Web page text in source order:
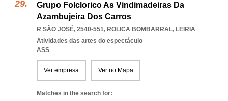
Grupo Folclorico As Vindimadeiras Da
Azambujeira Dos Carros
R SÃO JOSÉ, 2540-551, ROLICA BOMBARRAL, LEIRIA
Atividades das artes do espectáculo
ASS
Ver empresa Ver no Mapa
Matches in the search for: